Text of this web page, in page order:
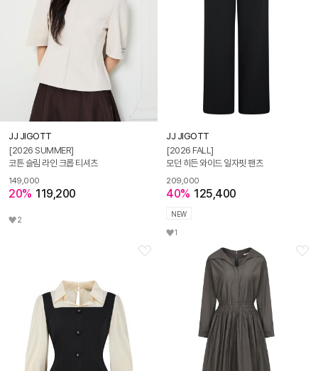
JJ JIGOTT
[2026 SUMMER]
코튼 슬림 라인 크롭 티셔츠
149,000
20% 119,200
2
JJ JIGOTT
[2026 FALL]
모던 히든 와이드 일자핏 팬츠
209,000
40% 125,400
NEW
1